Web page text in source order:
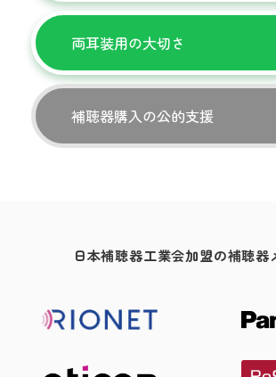
両耳装用の大切さ
補聴器購入の公的支援
日本補聴器工業会加盟の補聴器